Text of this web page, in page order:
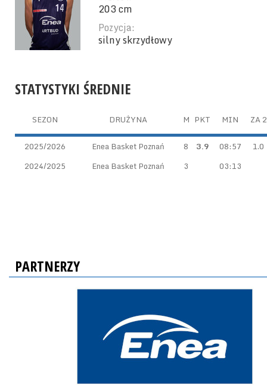
203 cm
Pozycja:
silny skrzydłowy
STATYSTYKI ŚREDNIE
SEZON DRUŻYNA M PKT MIN ZA 2
2025/2026 Enea Basket Poznań 8 3.9 08:57
1.0
2024/2025
Enea Basket Poznań 3 03:13
PARTNERZY